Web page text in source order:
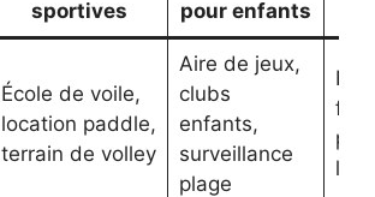
sportives
pour enfants
École de voile,
location paddle,
terrain de volley
Aire de jeux,
clubs
enfants,
surveillance
plage